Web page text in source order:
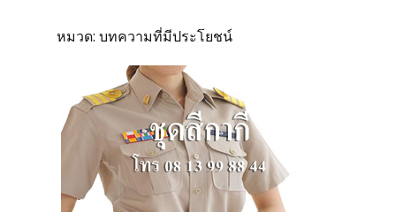
สินค้าเสื้อสูท
โปรโมชั่น
หมวด: บทความที่มีประโยชน์